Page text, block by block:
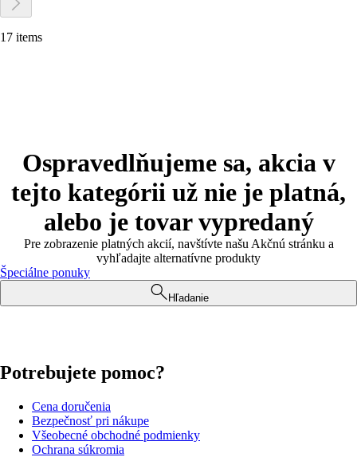
17 items
Ospravedlňujeme sa, akcia v
tejto kategórii už nie je platná,
alebo je tovar vypredaný
Pre zobrazenie platných akcií, navštívte našu Akčnú stránku a
vyhľadajte alternatívne produkty
Špeciálne ponuky
Hľadanie
Potrebujete pomoc?
Cena doručenia
Bezpečnosť pri nákupe
Všeobecné obchodné podmienky
Ochrana súkromia